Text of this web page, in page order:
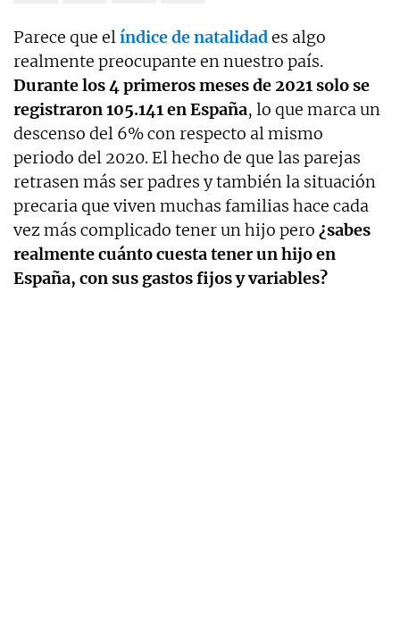
Parece que elíndice de natalidades algo
realmente preocupante en nuestro país.
Durante los 4 primeros meses de 2021 solo se
registraron 105.141 en España, lo que marca un
descenso del 6% con respecto al mismo
periodo del 2020. El hecho de que las parejas
retrasen más ser padres y también la situación
precaria que viven muchas familias hace cada
vez más complicado tener un hijo pero ¿sabes
realmente cuánto cuesta tener un hijo en
España, con sus gastos fijos y variables?